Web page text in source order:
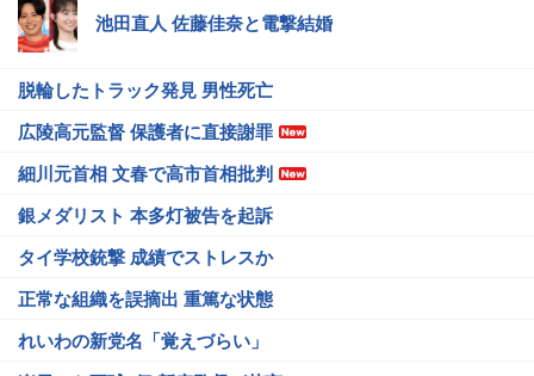
池田直人 佐藤佳奈と電撃結婚
脱輪したトラック発見 男性死亡
広陵高元監督 保護者に直接謝罪
細川元首相 文春で高市首相批判
銀メダリスト 本多灯被告を起訴
タイ学校銃撃 成績でストレスか
正常な組織を誤摘出 重篤な状態
れいわの新党名「覚えづらい」